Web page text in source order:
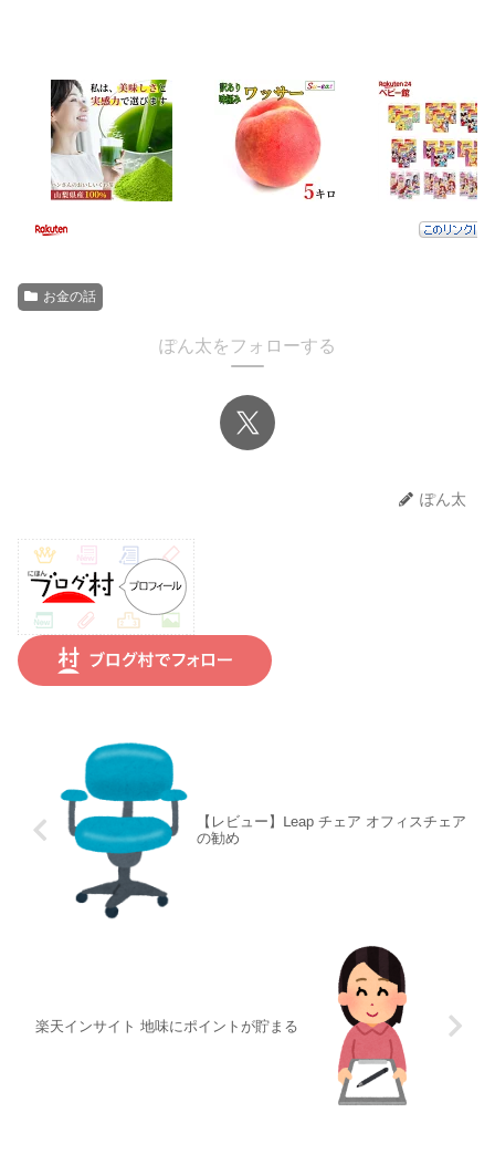
お金の話
ぽん太をフォローする
ぽん太
【レビュー】Ⅼeap チェア オフィスチェア
の勧め
楽天インサイト 地味にポイントが貯まる